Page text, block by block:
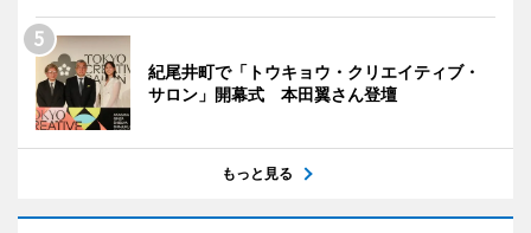
紀尾井町で「トウキョウ・クリエイティブ・
サロン」開幕式 本田翼さん登壇
もっと見る